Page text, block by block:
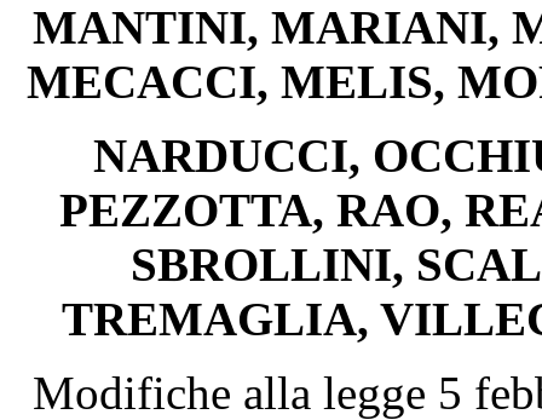
MANTINI, MARIANI,
MECACCI, MELIS,
NARDUCCI,
PEZZOTTA, RAO,
SBROLLINI,
TREMAGLIA,
Modifiche alla legge 5